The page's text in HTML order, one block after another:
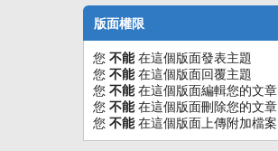
版面權限
您 不能在這個版面發表主題
您 不能在這個版面回覆主題
您 不能在這個版面編輯您的文章
您 不能在這個版面刪除您的文章
您 不能在這個版面上傳附加檔案